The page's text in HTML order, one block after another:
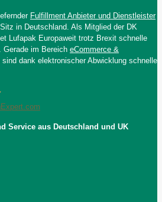
Fulfillment Anbieter und Dienstleister
in Deutschland. Als Mitglied der DK
Lufapak Europaweit trotz Brexit schnelle
Gerade im Bereich eCommerce &
dank elektronischer Abwicklung schnelle
Service aus Deutschland und UK